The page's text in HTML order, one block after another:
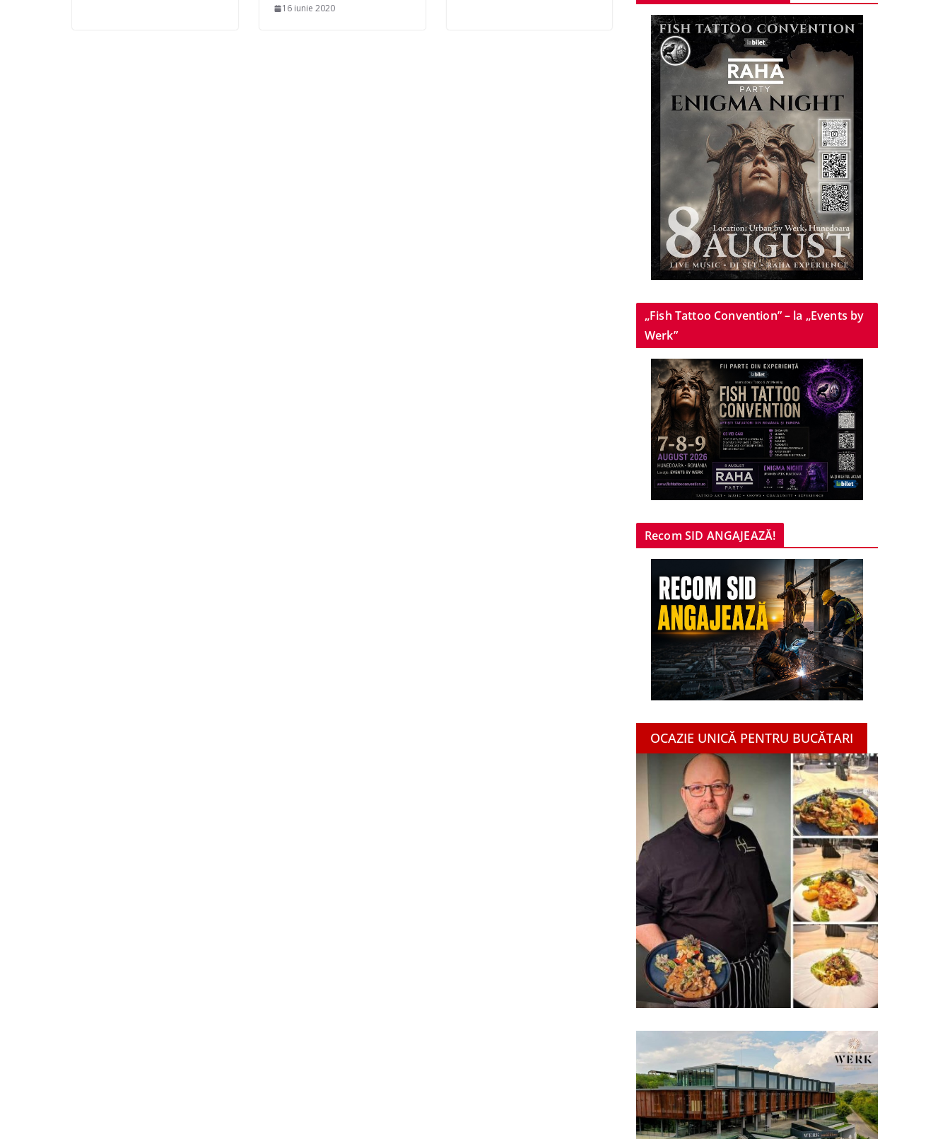
16 iunie 2020
„Fish Tattoo Convention” – la „Events by
Werk”
Recom SID ANGAJEAZĂ!
OCAZIE UNICĂ PENTRU BUCĂTARI